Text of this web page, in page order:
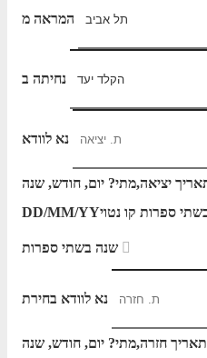
המראה מ
נחיתה ב
נא לוודא
יציאה,מתי? יום, חודש, שנה
DD/MM/YYספרות קו נטוי
נא לוודא בחירת
תאריך חזרה,מתי? יום, חודש, שנה